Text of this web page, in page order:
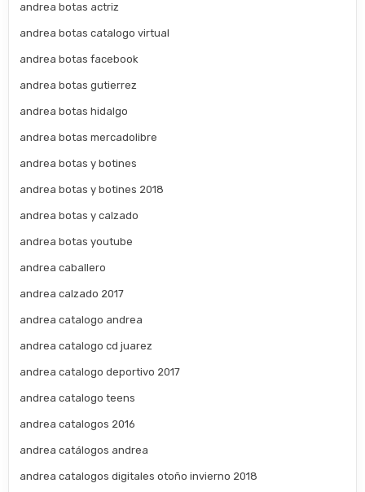
andrea botas actriz
andrea botas catalogo virtual
andrea botas facebook
andrea botas gutierrez
andrea botas hidalgo
andrea botas mercadolibre
andrea botas y botines
andrea botas y botines 2018
andrea botas y calzado
andrea botas youtube
andrea caballero
andrea calzado 2017
andrea catalogo andrea
andrea catalogo cd juarez
andrea catalogo deportivo 2017
andrea catalogo teens
andrea catalogos 2016
andrea catálogos andrea
andrea catalogos digitales otoño invierno 2018